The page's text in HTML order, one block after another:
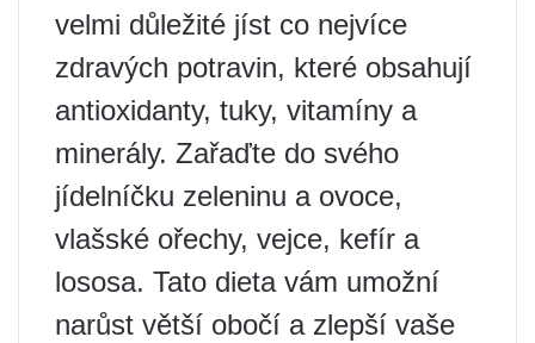
velmi důležité jíst co nejvíce
zdravých potravin, které obsahují
antioxidanty, tuky, vitamíny a
minerály. Zařaďte do svého
jídelníčku zeleninu a ovoce,
vlašské ořechy, vejce, kefír a
lososa. Tato dieta vám umožní
narůst větší obočí a zlepší vaše